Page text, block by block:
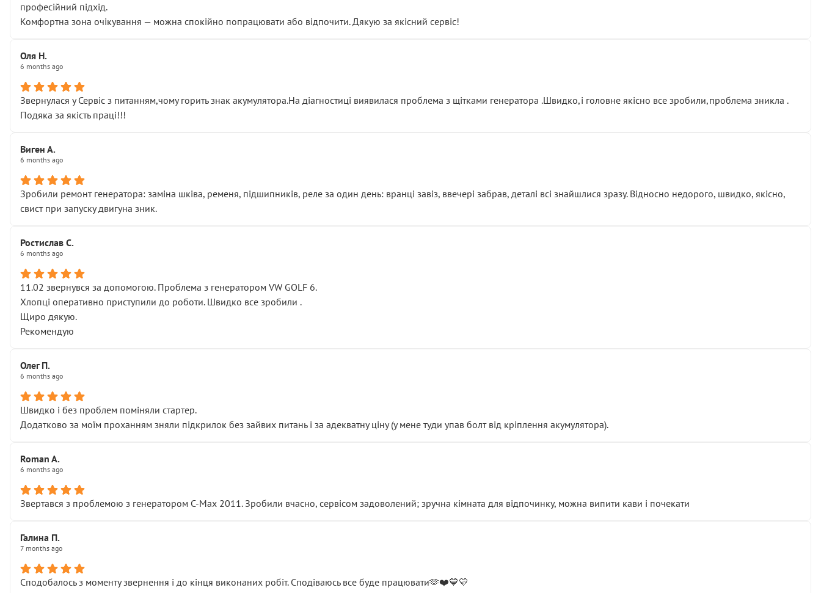
професійний підхід.
Комфортна зона очікування — можна спокійно попрацювати або відпочити. Дякую за якісний сервіс!
Оля Н.
6 months ago
Звернулася у Сервіс з питанням,чому горить знак акумулятора.На діагностиці виявилася проблема з щітками генератора .Швидко,і головне якісно все зробили,проблема зникла .
Подяка за якість праці!!!
Виген А.
6 months ago
Зробили ремонт генератора: заміна шківа, ременя, підшипників, реле за один день: вранці завіз, ввечері забрав, деталі всі знайшлися зразу. Відносно недорого, швидко, якісно,
свист при запуску двигуна зник.
Ростислав С.
6 months ago
11.02 звернувся за допомогою. Проблема з генератором VW GOLF 6.
Хлопці оперативно приступили до роботи. Швидко все зробили .
Щиро дякую.
Рекомендую
Олег П.
6 months ago
Швидко і без проблем поміняли стартер.
Додатково за моїм проханням зняли підкрилок без зайвих питань і за адекватну ціну (у мене туди упав болт від кріплення акумулятора).
Roman A.
6 months ago
Звертався з проблемою з генератором C-Max 2011. Зробили вчасно, сервісом задоволений; зручна кімната для відпочинку, можна випити кави і почекати
Галина П.
7 months ago
Сподобалось з моменту звернення і до кінця виконаних робіт. Сподіваюсь все буде працювати🫶❤️💙💛